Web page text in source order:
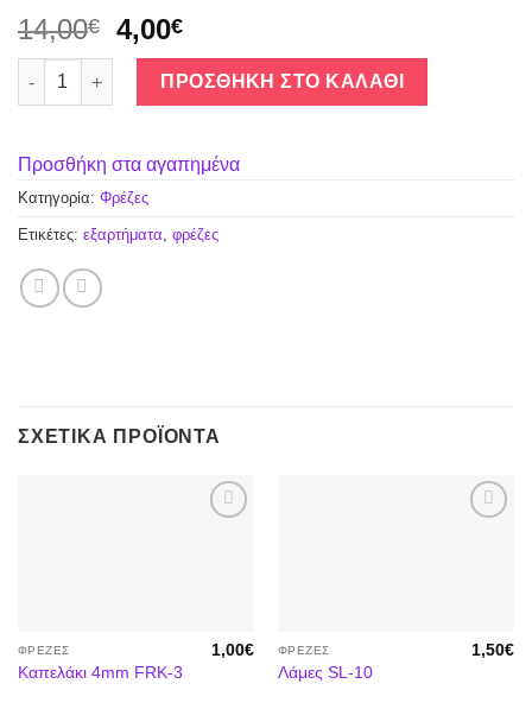
14,00€ 4,00€
FRA-18 ποσότητα
ΠΡΟΣΘΉΚΗ ΣΤΟ ΚΑΛΆΘΙ
Προσθήκη στα αγαπημένα
Κατηγορία: Φρέζες
Ετικέτες: εξαρτήματα, φρέζες
ΣΧΕΤΙΚΆ ΠΡΟΪΌΝΤΑ
ΦΡΈΖΕΣ
Καπελάκι 4mm FRK-3
1,00€ ΦΡΈΖΕΣ
Λάμες SL-10
1,50€